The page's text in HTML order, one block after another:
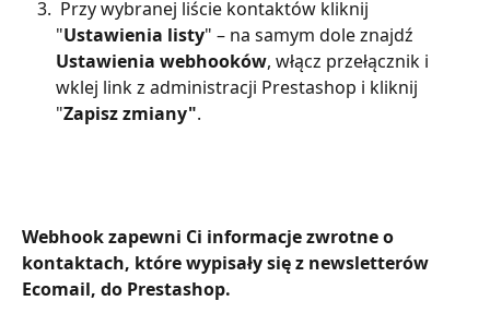
"Ustawienia listy" – na samym dole znajdź
Ustawienia webhooków, włącz przełącznik i
wklej link z administracji Prestashop i kliknij
"Zapisz zmiany".
Webhook zapewni Ci informacje zwrotne o
kontaktach, które wypisały się z newsletterów
Ecomail, do Prestashop.